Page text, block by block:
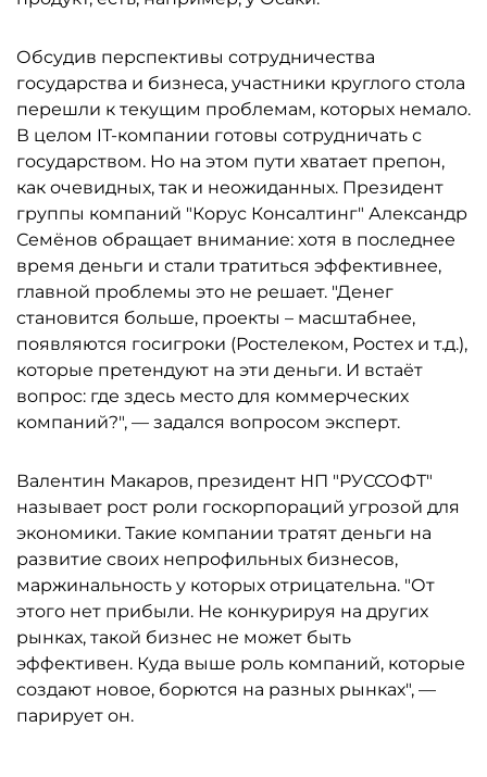
Обсудив перспективы сотрудничества
государства и бизнеса, участники круглого стола
перешли к текущим проблемам, которых немало.
В целом IT-компании готовы сотрудничать с
государством. Но на этом пути хватает препон,
как очевидных, так и неожиданных. Президент
группы компаний "Корус Консалтинг" Александр
Семёнов обращает внимание: хотя в последнее
время деньги и стали тратиться эффективнее,
главной проблемы это не решает. "Денег
становится больше, проекты – масштабнее,
появляются госигроки (Ростелеком, Ростех и т.д.),
которые претендуют на эти деньги. И встаёт
вопрос: где здесь место для коммерческих
компаний?", — задался вопросом эксперт.
Валентин Макаров, президент НП "РУССОФТ"
называет рост роли госкорпораций угрозой для
экономики. Такие компании тратят деньги на
развитие своих непрофильных бизнесов,
маржинальность у которых отрицательна. "От
этого нет прибыли. Не конкурируя на других
рынках, такой бизнес не может быть
эффективен. Куда выше роль компаний, которые
создают новое, борются на разных рынках", —
парирует он.